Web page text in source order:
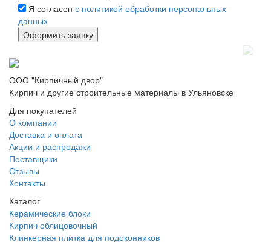
Я согласен с политикой обработки персональных
данных
ООО "Кирпичный двор"
Кирпич и другие строительные материалы в Ульяновске
Для покупателей
О компании
Доставка и оплата
Акции и распродажи
Поставщики
Отзывы
Контакты
Каталог
Керамические блоки
Кирпич облицовочный
Клинкерная плитка для подоконников